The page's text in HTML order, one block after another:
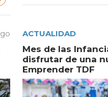
ACTUALIDAD
Mes de las
disfrutar de una
Emprender TDF